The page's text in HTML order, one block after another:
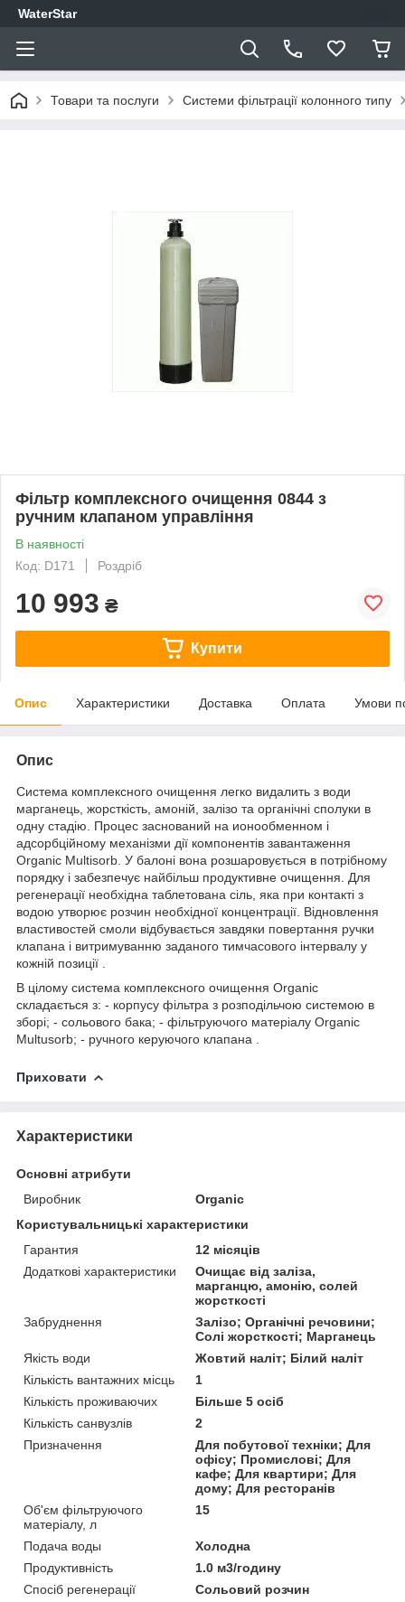
WaterStar
Товари та послуги Системи фільтрації колонного типу
Фільтр комплексного очищення 0844 з
ручним клапаном управління
В наявності
Код: D171
Роздріб
10 993 ₴
Купити
Опис Характеристики Доставка Оплата Умови
Опис
Система комплексного очищення легко видалить з води
марганець, жорсткість, амоній, залізо та органічні сполуки в
одну стадію. Процес заснований на ионообменном і
адсорбційному механізми дії компонентів завантаження
Organic Multisorb. У балоні вона розшаровується в потрібному
порядку і забезпечує найбільш продуктивне очищення. Для
регенерації необхідна таблетована сіль, яка при контакті з
водою утворює розчин необхідної концентрації. Відновлення
властивостей смоли відбувається завдяки повертання ручки
клапана і витримуванню заданого тимчасового інтервалу у
кожній позиції .
В цілому система комплексного очищення Organic
складається з: - корпусу фільтра з розподільчою системою в
зборі; - сольового бака; - фільтруючого матеріалу Organic
Multusorb; - ручного керуючого клапана .
Приховати
Характеристики
Основні атрибути
Виробник
Organic
Користувальницькі характеристики
Гарантия
12 місяців
Додаткові характеристики
Очищає від заліза,
марганцю, амонію, солей
жорсткості
Забруднення
Залізо; Органічні речовини;
Солі жорсткості; Марганець
Якість води
Жовтий наліт; Білий наліт
Кількість вантажних місць
1
Кількість проживаючих
Більше 5 осіб
Кількість санвузлів
2
Призначення
Для побутової техніки; Для
офісу; Промислові; Для
кафе; Для квартири; Для
дому; Для ресторанів
Об'єм фільтруючого
матеріалу, л
15
Подача воды
Холодна
Продуктивність
1.0 м3/годину
Спосіб регенерації
Сольовий розчин